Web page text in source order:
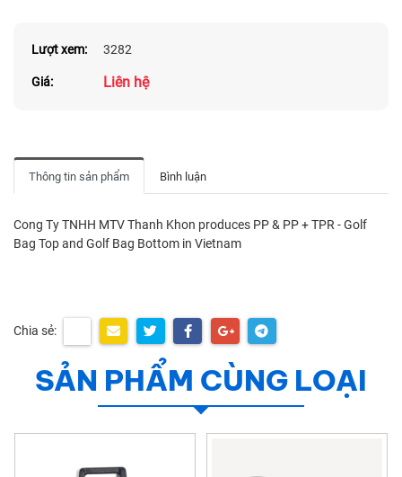
Lượt xem: 3282
Giá: Liên hệ
Thông tin sản phẩm Bình luận
Cong Ty TNHH MTV Thanh Khon produces PP & PP + TPR - Golf
Bag Top and Golf Bag Bottom in Vietnam
Chia sẻ:
SẢN PHẨM CÙNG LOẠI